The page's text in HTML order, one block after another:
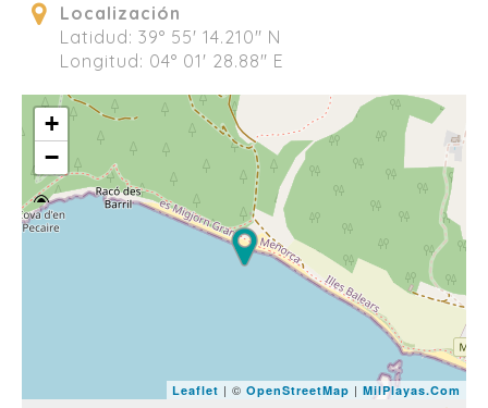
Localización
Latidud: 39° 55' 14.210" N
Longitud: 04° 01' 28.88" E
+
−
Leaflet | © OpenStreetMap | MilPlayas.Com